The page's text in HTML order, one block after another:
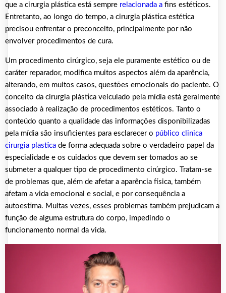
que a cirurgia plástica está sempre relacionada a fins estéticos.
Entretanto, ao longo do tempo, a cirurgia plástica estética
precisou enfrentar o preconceito, principalmente por não
envolver procedimentos de cura.
Um procedimento cirúrgico, seja ele puramente estético ou de
caráter reparador, modifica muitos aspectos além da aparência,
alterando, em muitos casos, questões emocionais do paciente. O
conceito da cirurgia plástica veiculado pela mídia está geralmente
associado à realização de procedimentos estéticos. Tanto o
conteúdo quanto a qualidade das informações disponibilizadas
pela mídia são insuficientes para esclarecer o público clinica
cirurgia plastica de forma adequada sobre o verdadeiro papel da
especialidade e os cuidados que devem ser tomados ao se
submeter a qualquer tipo de procedimento cirúrgico. Tratam-se
de problemas que, além de afetar a aparência física, também
afetam a vida emocional e social, e por consequência a
autoestima. Muitas vezes, esses problemas também prejudicam a
função de alguma estrutura do corpo, impedindo o
funcionamento normal da vida.